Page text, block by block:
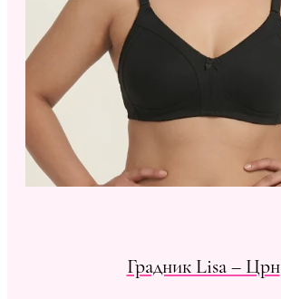
Градник Lisa – Црн